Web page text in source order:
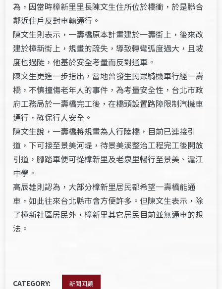
為，因當時樟新里里長陳文生住所位於橋衝，於是聯合
鄰近住戶反對車輛通行。
陳文生則表示，一壽橋原本計畫建於一壽街上，後來改
建於樟新街上，規畫的疏失，導致轉彎弧度過大，且坡
度也過陡，他基於安全考量而反對通車。
陳文生更進一步指出，當地曾發生民眾騎機車行經一壽
橋，不慎撞傷老年人的事件，為考量安全性，台北市政
府工務局於一壽橋完工後，在橋頭設置路障限制汽機車
通行，確保行人安全。
陳文生說，一壽橋將規畫為人行陸橋，目前已連接引
道，下可接至景美河堤，待景美溪整治工程完工後開放
引道，腳踏車便可從樟新里及老泉里暢行至景美、滬江
中學。
高辰雄則認為，大部分樟新里居民都希望一壽橋能通
車，如此往來台北縣市會方便許多。但陳文生表示，除
了樟新社區居民外，樟新里其它居民目前並無通車的想
法。
CATEGORY: 新聞回顧